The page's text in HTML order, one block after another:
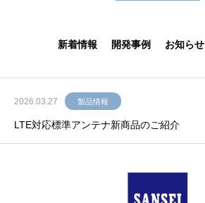
新着情報 開発事例 お知らせ
2026.03.27 製品情報
LTE対応標準アンテナ新商品のご紹介